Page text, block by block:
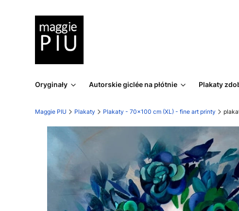
Oryginały Autorskie giclée na płótnie Plakaty
Maggie PIU Plakaty Plakaty - 70x100 cm (XL) - fine art printy